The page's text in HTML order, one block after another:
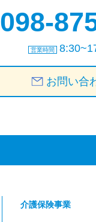
098-
営業時間
お問い合
介護保険事業